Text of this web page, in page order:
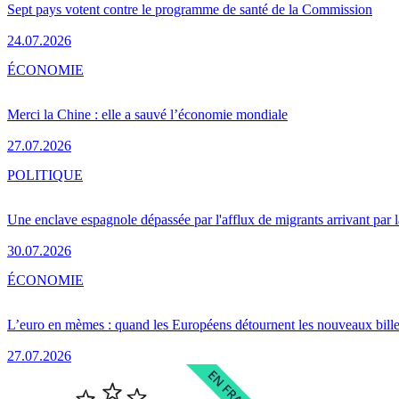
Sept pays votent contre le programme de santé de la Commission
24.07.2026
Merci la Chine : elle a sauvé l’économie mondiale
27.07.2026
ÉCONOMIE
Une enclave espagnole dépassée par l'afflux de migrants arrivant par
30.07.2026
POLITIQUE
L’euro en mèmes : quand les Européens détournent les nouveaux
27.07.2026
ÉCONOMIE